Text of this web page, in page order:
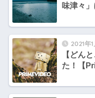
味津々
2021年
【どん
た！【